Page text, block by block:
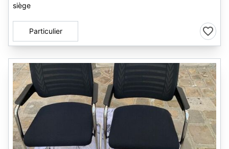
siège
Particulier